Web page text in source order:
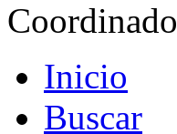
Inicio
Buscar